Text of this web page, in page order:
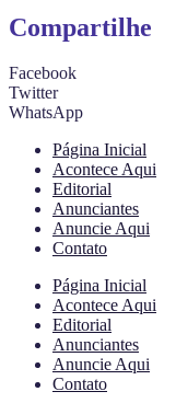
Compartilhe
Facebook
Twitter
WhatsApp
Página Inicial
Acontece Aqui
Editorial
Anunciantes
Anuncie Aqui
Contato
Página Inicial
Acontece Aqui
Editorial
Anunciantes
Anuncie Aqui
Contato